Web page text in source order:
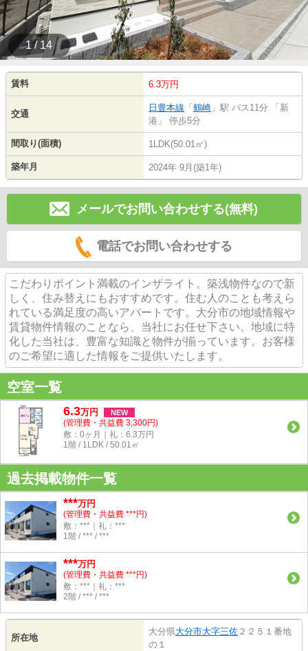
1 / 14
賃料 6.3万円
交通
日豊本線 「 鶴崎 」駅 バス11分 「新
港」 停歩5分
間取り(面積) 1LDK(50.01㎡)
築年月 2024年 9月(築1年)
メールでお問い合わせする(無料)
電話でお問い合わせする
こだわりポイント満載のインザライト。築浅物件なので新
しく、住み替えにもおすすめです。住む人のことも考えら
れている満足度の高いアパートです。大分市の地域情報や
賃貸物件情報のことなら、当社にお任せ下さい。地域に特
化した当社は、豊富な知識と物件が揃っています。お客様
のご希望に適した情報をご提供いたします。
空室一覧
6.3万円 NEW
(管理費・共益費 3,300円)
敷：0ヶ月｜礼：6.3万円
1階 / 1LDK / 50.01㎡
過去掲載物件一覧
***万円
(管理費・共益費 ***円)
敷：***｜礼：***
1階 / *** / ***
***万円
(管理費・共益費 ***円)
敷：***｜礼：***
2階 / *** / ***
所在地
大分県大分市大字三佐 ２２５１番地
の１